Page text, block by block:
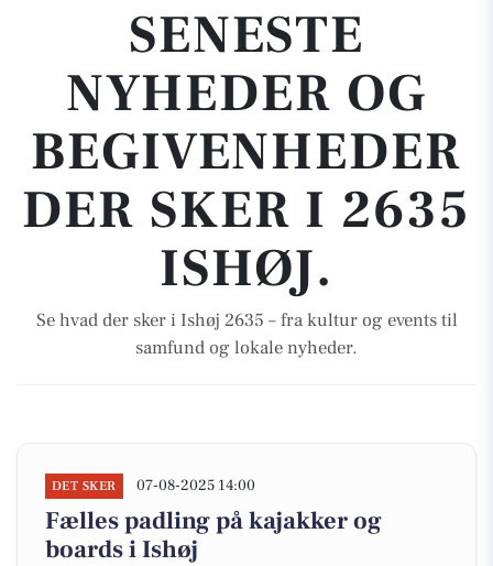
SENESTE
NYHEDER OG
BEGIVENHEDER
DER SKER I 2635
ISHØJ.
Se hvad der sker i Ishøj 2635 – fra kultur og events til
samfund og lokale nyheder.
DET SKER 07-08-2025 14:00
Fælles padling på kajakker og
boards i Ishøj